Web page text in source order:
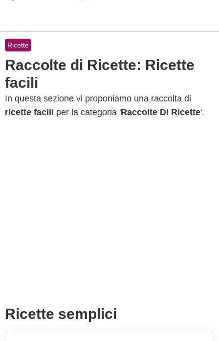
Ricette
Raccolte di Ricette: Ricette
facili
In questa sezione vi proponiamo una raccolta di
ricette facili per la categoria 'Raccolte Di Ricette'.
Ricette semplici